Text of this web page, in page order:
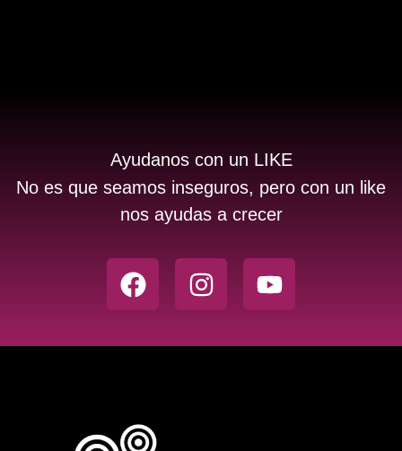
Ayudanos con un LIKE
No es que seamos inseguros, pero con un like
nos ayudas a crecer